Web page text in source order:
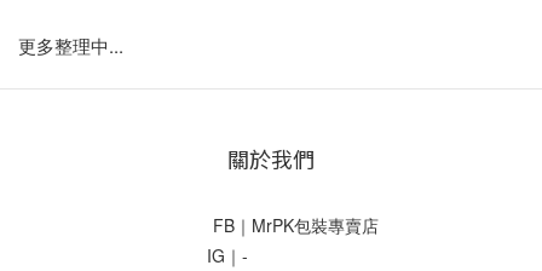
更多整理中...
關於我們
FB｜MrPK包裝專賣店
IG｜-